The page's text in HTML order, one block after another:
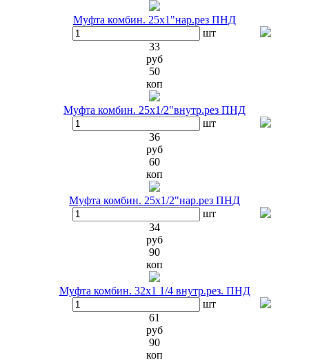
Муфта комбин. 25х1"нар.рез ПНД
шт
33
руб
50
коп
Муфта комбин. 25х1/2"внутр.рез ПНД
шт
36
руб
60
коп
Муфта комбин. 25х1/2"нар.рез ПНД
шт
34
руб
90
коп
Муфта комбин. 32х1 1/4 внутр.рез. ПНД
шт
61
руб
90
коп